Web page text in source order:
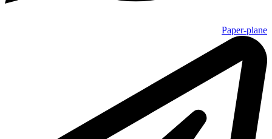
Paper-plane